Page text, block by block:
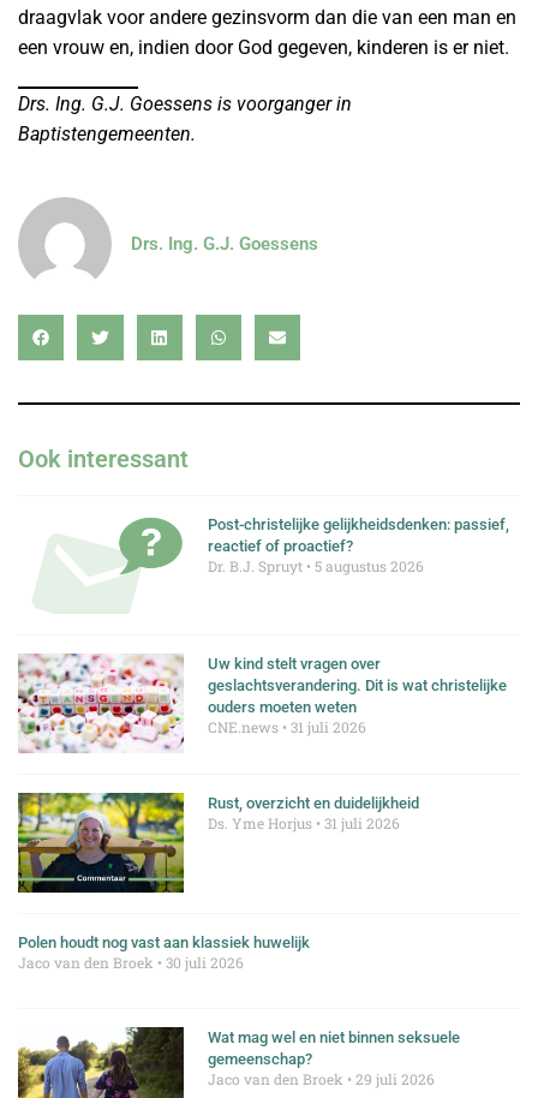
draagvlak voor andere gezinsvorm dan die van een man en
een vrouw en, indien door God gegeven, kinderen is er niet.
Drs. Ing. G.J. Goessens is voorganger in
Baptistengemeenten.
Drs. Ing. G.J. Goessens
Ook interessant
Post-christelijke gelijkheidsdenken: passief,
reactief of proactief?
Dr. B.J. Spruyt 5 augustus 2026
Uw kind stelt vragen over
geslachtsverandering. Dit is wat christelijke
ouders moeten weten
CNE.news 31 juli 2026
Rust, overzicht en duidelijkheid
Ds. Yme Horjus 31 juli 2026
Polen houdt nog vast aan klassiek huwelijk
Jaco van den Broek 30 juli 2026
Wat mag wel en niet binnen seksuele
gemeenschap?
Jaco van den Broek 29 juli 2026